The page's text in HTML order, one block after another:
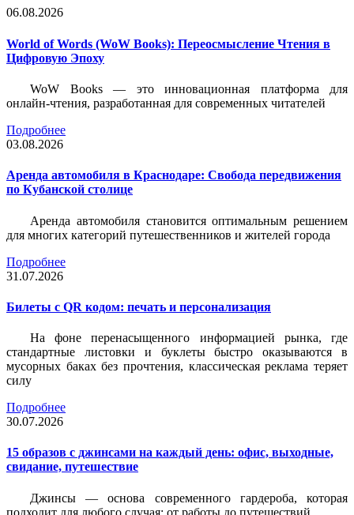
06.08.2026
World of Words (WoW Books): Переосмысление Чтения в
Цифровую Эпоху
WoW Books — это инновационная платформа для
онлайн-чтения, разработанная для современных читателей
Подробнее
03.08.2026
Аренда автомобиля в Краснодаре: Свобода передвижения
по Кубанской столице
Аренда автомобиля становится оптимальным решением
для многих категорий путешественников и жителей города
Подробнее
31.07.2026
Билеты c QR кодом: печать и персонализация
На фоне перенасыщенного информацией рынка, где
стандартные листовки и буклеты быстро оказываются в
мусорных баках без прочтения, классическая реклама теряет
силу
Подробнее
30.07.2026
15 образов с джинсами на каждый день: офис, выходные,
свидание, путешествие
Джинсы — основа современного гардероба, которая
подходит для любого случая: от работы до путешествий